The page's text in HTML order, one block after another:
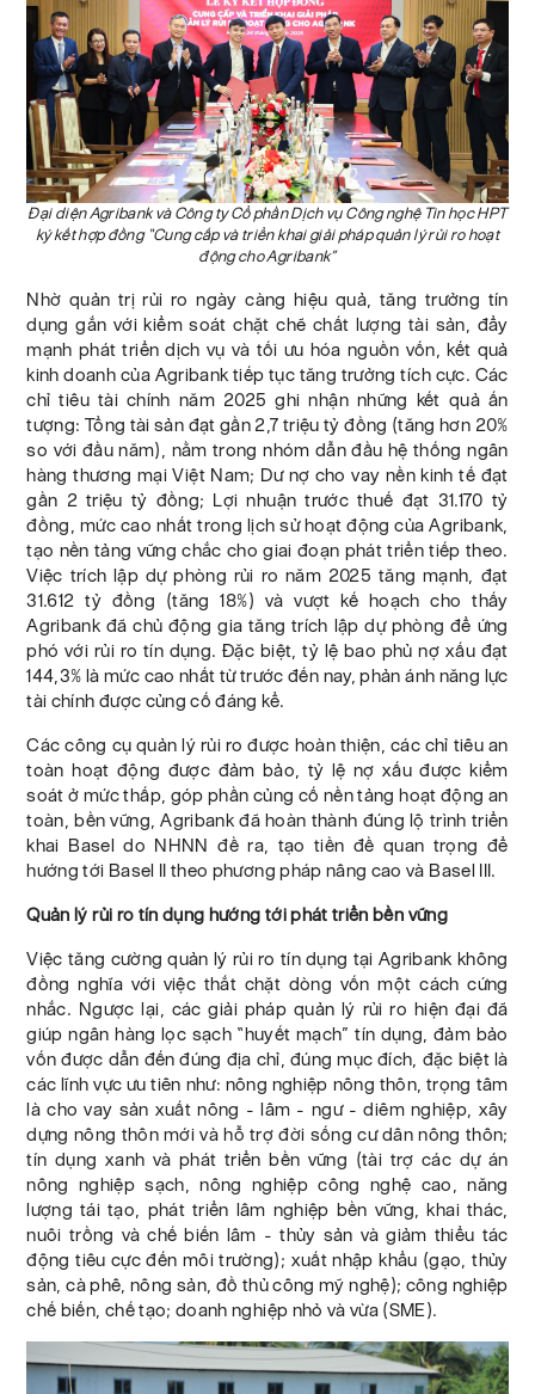
Đại diện Agribank và Công ty Cổ phần Dịch vụ Công nghệ Tin học HPT
ký kết hợp đồng “Cung cấp và triển khai giải pháp quản lý rủi ro hoạt
động cho Agribank”
Nhờ quản trị rủi ro ngày càng hiệu quả, tăng trưởng tín
dụng gắn với kiểm soát chặt chẽ chất lượng tài sản, đẩy
mạnh phát triển dịch vụ và tối ưu hóa nguồn vốn, kết quả
kinh doanh của Agribank tiếp tục tăng trưởng tích cực. Các
chỉ tiêu tài chính năm 2025 ghi nhận những kết quả ấn
tượng: Tổng tài sản đạt gần 2,7 triệu tỷ đồng (tăng hơn 20%
so với đầu năm), nằm trong nhóm dẫn đầu hệ thống ngân
hàng thương mại Việt Nam; Dư nợ cho vay nền kinh tế đạt
gần 2 triệu tỷ đồng; Lợi nhuận trước thuế đạt 31.170 tỷ
đồng, mức cao nhất trong lịch sử hoạt động của Agribank,
tạo nền tảng vững chắc cho giai đoạn phát triển tiếp theo.
Việc trích lập dự phòng rủi ro năm 2025 tăng mạnh, đạt
31.612 tỷ đồng (tăng 18%) và vượt kế hoạch cho thấy
Agribank đã chủ động gia tăng trích lập dự phòng để ứng
phó với rủi ro tín dụng. Đặc biệt, tỷ lệ bao phủ nợ xấu đạt
144,3% là mức cao nhất từ trước đến nay, phản ánh năng lực
tài chính được củng cố đáng kể.
Các công cụ quản lý rủi ro được hoàn thiện, các chỉ tiêu an
toàn hoạt động được đảm bảo, tỷ lệ nợ xấu được kiểm
soát ở mức thấp, góp phần củng cố nền tảng hoạt động an
toàn, bền vững, Agribank đã hoàn thành đúng lộ trình triển
khai Basel do NHNN đề ra, tạo tiền đề quan trọng để
hướng tới Basel II theo phương pháp nâng cao và Basel III.
Quản lý rủi ro tín dụng hướng tới phát triển bền vững
Việc tăng cường quản lý rủi ro tín dụng tại Agribank không
đồng nghĩa với việc thắt chặt dòng vốn một cách cứng
nhắc. Ngược lại, các giải pháp quản lý rủi ro hiện đại đã
giúp ngân hàng lọc sạch “huyết mạch” tín dụng, đảm bảo
vốn được dẫn đến đúng địa chỉ, đúng mục đích, đặc biệt là
các lĩnh vực ưu tiên như: nông nghiệp nông thôn, trọng tâm
là cho vay sản xuất nông - lâm - ngư - diêm nghiệp, xây
dựng nông thôn mới và hỗ trợ đời sống cư dân nông thôn;
tín dụng xanh và phát triển bền vững (tài trợ các dự án
nông nghiệp sạch, nông nghiệp công nghệ cao, năng
lượng tái tạo, phát triển lâm nghiệp bền vững, khai thác,
nuôi trồng và chế biến lâm - thủy sản và giảm thiểu tác
động tiêu cực đến môi trường); xuất nhập khẩu (gạo, thủy
sản, cà phê, nông sản, đồ thủ công mỹ nghệ); công nghiệp
chế biến, chế tạo; doanh nghiệp nhỏ và vừa (SME).